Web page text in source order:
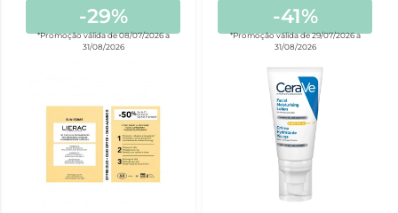
-29%
*Promoção válida de 08/07/2026 a
31/08/2026
-41%
*Promoção válida de 29/07/2026 a
31/08/2026